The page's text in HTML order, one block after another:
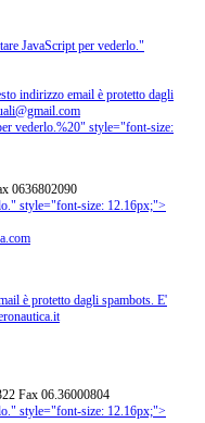
JavaScript per vederlo."
indirizzo email è protetto dagli
vederlo.%20" style="font-size:
0636802090
" style="font-size: 12.16px;">
è protetto dagli spambots. E'
Fax 06.36000804
" style="font-size: 12.16px;">